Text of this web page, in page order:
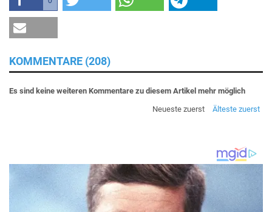
KOMMENTARE (208)
Es sind keine weiteren Kommentare zu diesem Artikel mehr möglich
Neueste zuerst
Älteste zuerst